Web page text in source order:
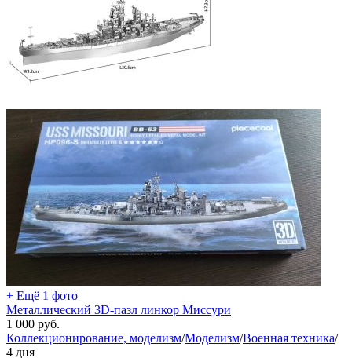
+ Ещё 1 фото
Металлический 3D-пазл линкор Миссури
1 000 руб.
Коллекционирование, моделизм/Моделизм/Военная техника/
4 дня